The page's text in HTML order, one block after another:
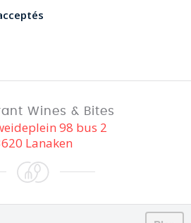
Wines & Bites
98 bus 2
Lanaken